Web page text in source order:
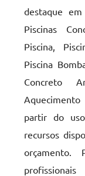
destaque
Piscinas
Piscina,
Piscina
Concreto
partir do
recursos
orçamento.